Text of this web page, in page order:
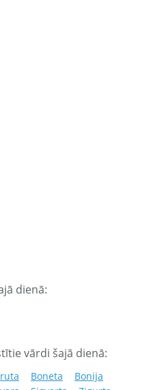
dienā:
vārdi šajā dienā:
Boneta
Bonija